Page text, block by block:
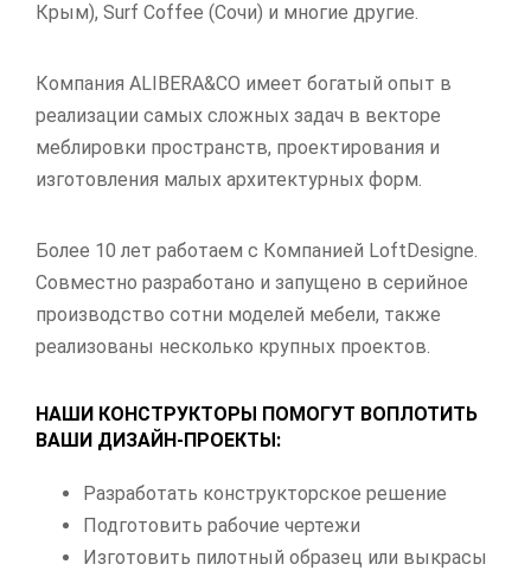
Крым), Surf Coffee (Сочи) и многие другие.
Компания ALIBERA&CO имеет богатый опыт в
реализации самых сложных задач в векторе
меблировки пространств, проектирования и
изготовления малых архитектурных форм.
Более 10 лет работаем с Компанией LoftDesigne.
Совместно разработано и запущено в серийное
производство сотни моделей мебели, также
реализованы несколько крупных проектов.
НАШИ КОНСТРУКТОРЫ ПОМОГУТ ВОПЛОТИТЬ
ВАШИ ДИЗАЙН-ПРОЕКТЫ:
Разработать конструкторское решение
Подготовить рабочие чертежи
Изготовить пилотный образец или выкрасы